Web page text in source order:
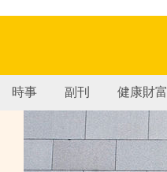
時事 副刊 健康財富